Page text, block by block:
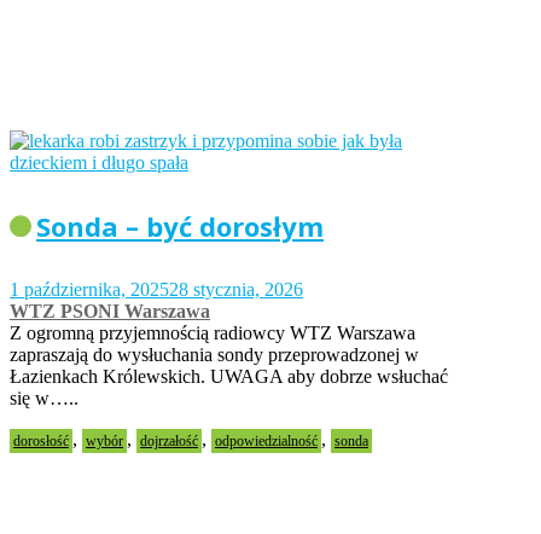
Sonda – być dorosłym
1 października, 202528 stycznia, 2026
WTZ PSONI Warszawa
Z ogromną przyjemnością radiowcy WTZ Warszawa
zapraszają do wysłuchania sondy przeprowadzonej w
Łazienkach Królewskich. UWAGA aby dobrze wsłuchać
się w…..
dorosłość , wybór , dojrzałość , odpowiedzialność , sonda